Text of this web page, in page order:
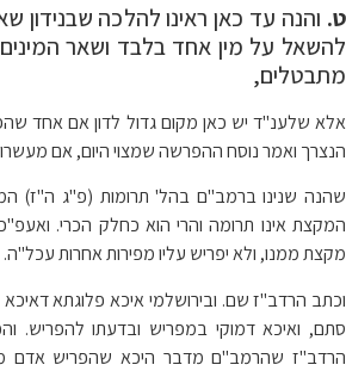
ט. והנה עד כאן ראינו להלכה שבנידון
להשאל על מין אחד בלבד ושאר
מתבטלים,
אלא שלענ"ד יש כאן מקום גדול לדון אם אחד
הנצרך ואמר נוסח ההפרשה שמצוי היום, אם
שהנה שנינו ברמב"ם בהל' תרומות (פ"ג ה"ז)
המקצת אינו תרומה והרי הוא כחלק הכרי.
מקצת ממנו, ולא יפריש עליו מפירות אחרות עכל"ה.
וכתב הרדב"ז שם. ובירושלמי איכא פלוגתא דאיכא
סתם, ואיכא דמוקי במפריש ובדעתו להפריש.
הרדב"ז שהרמב"ם מדבר היכא שהפריש אדם